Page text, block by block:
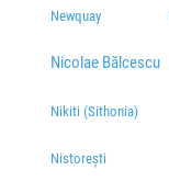
Newquay
Nicolae Bălcescu
Nikiti (Sithonia)
Nistorești